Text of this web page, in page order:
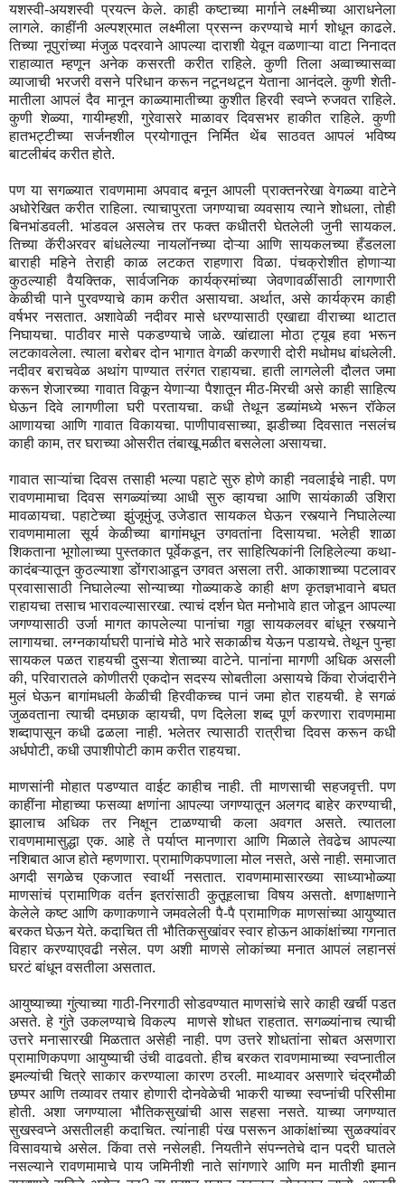
यशस्वी-अयशस्वी प्रयत्न केले. काही कष्टाच्या मार्गाने लक्ष्मीच्या आराधनेला
लागले. काहींनी अल्पश्रमात लक्ष्मीला प्रसन्न करण्याचे मार्ग शोधून काढले.
तिच्या नूपुरांच्या मंजुळ पदरवाने आपल्या दाराशी येवून वळणाऱ्या वाटा निनादत
राहाव्यात म्हणून अनेक कसरती करीत राहिले. कुणी तिला अव्वाच्यासव्वा
व्याजाची भरजरी वसने परिधान करून नटूनथटून येताना आनंदले. कुणी शेती-
मातीला आपलं दैव मानून काळ्यामातीच्या कुशीत हिरवी स्वप्ने रुजवत राहिले.
कुणी शेळ्या, गायीम्हशी, गुरेवासरे माळावर दिवसभर हाकीत राहिले. कुणी
हातभट्टीच्या सर्जनशील प्रयोगातून निर्मित थेंब साठवत आपलं भविष्य
बाटलीबंद करीत होते.
पण या सगळ्यात रावणमामा अपवाद बनून आपली प्राक्तनरेखा वेगळ्या वाटेने
अधोरेखित करीत राहिला. त्याचापुरता जगण्याचा व्यवसाय त्याने शोधला, तोही
बिनभांडवली. भांडवल असलेच तर फक्त कधीतरी घेतलेली जुनी सायकल.
तिच्या कॅरीअरवर बांधलेल्या नायलॉनच्या दोऱ्या आणि सायकलच्या हँडलला
बाराही महिने तेराही काळ लटकत राहणारा विळा. पंचक्रोशीत होणाऱ्या
कुठल्याही वैयक्तिक, सार्वजनिक कार्यक्रमांच्या जेवणावळींसाठी लागणारी
केळीची पाने पुरवण्याचे काम करीत असायचा. अर्थात, असे कार्यक्रम काही
वर्षभर नसतात. अशावेळी नदीवर मासे धरण्यासाठी एखाद्या वीराच्या थाटात
निघायचा. पाठीवर मासे पकडण्याचे जाळे. खांद्याला मोठा ट्यूब हवा भरून
लटकावलेला. त्याला बरोबर दोन भागात वेगळी करणारी दोरी मधोमध बांधलेली.
नदीवर बराचवेळ अथांग पाण्यात तरंगत राहायचा. हाती लागलेली दौलत जमा
करून शेजारच्या गावात विकून येणाऱ्या पैशातून मीठ-मिरची असे काही साहित्य
घेऊन दिवे लागणीला घरी परतायचा. कधी तेथून डब्यांमध्ये भरून रॉकेल
आणायचा आणि गावात विकायचा. पाणीपावसाच्या, झडीच्या दिवसात नसलंच
काही काम, तर घराच्या ओसरीत तंबाखू मळीत बसलेला असायचा.
गावात साऱ्यांचा दिवस तसाही भल्या पहाटे सुरु होणे काही नवलाईचे नाही. पण
रावणमामाचा दिवस सगळ्यांच्या आधी सुरु व्हायचा आणि सायंकाळी उशिरा
मावळायचा. पहाटेच्या झुंजूमुंजू उजेडात सायकल घेऊन रस्त्याने निघालेल्या
रावणमामाला सूर्य केळीच्या बागांमधून उगवतांना दिसायचा. भलेही शाळा
शिकताना भूगोलाच्या पुस्तकात पूर्वेकडून, तर साहित्यिकांनी लिहिलेल्या कथा-
कादंबऱ्यातून कुठल्याशा डोंगराआडून उगवत असला तरी. आकाशाच्या पटलावर
प्रवासासाठी निघालेल्या सोन्याच्या गोळ्याकडे काही क्षण कृतज्ञभावाने बघत
राहायचा तसाच भारावल्यासारखा. त्याचं दर्शन घेत मनोभावे हात जोडून आपल्या
जगण्यासाठी उर्जा मागत कापलेल्या पानांचा गठ्ठा सायकलवर बांधून रस्त्याने
लागायचा. लग्नकार्याघरी पानांचे मोठे भारे सकाळीच येऊन पडायचे. तेथून पुन्हा
सायकल पळत राहयची दुसऱ्या शेताच्या वाटेने. पानांना मागणी अधिक असली
की, परिवारातले कोणीतरी एकदोन सदस्य सोबतीला असायचे किंवा रोजंदारीने
मुलं घेऊन बागांमधली केळीची हिरवीकच्च पानं जमा होत राहयची. हे सगळं
जुळवताना त्याची दमछाक व्हायची, पण दिलेला शब्द पूर्ण करणारा रावणमामा
शब्दापासून कधी ढळला नाही. भलेतर त्यासाठी रात्रीचा दिवस करून कधी
अर्धपोटी, कधी उपाशीपोटी काम करीत राहयचा.
माणसांनी मोहात पडण्यात वाईट काहीच नाही. ती माणसाची सहजवृत्ती. पण
काहींना मोहाच्या फसव्या क्षणांना आपल्या जगण्यातून अलगद बाहेर करण्याची,
झालाच अधिक तर निक्षून टाळण्याची कला अवगत असते. त्यातला
रावणमामासुद्धा एक. आहे ते पर्याप्त मानणारा आणि मिळाले तेवढेच आपल्या
नशिबात आज होते म्हणणारा. प्रामाणिकपणाला मोल नसते, असे नाही. समाजात
अगदी सगळेच एकजात स्वार्थी नसतात. रावणमामासारख्या साध्याभोळ्या
माणसांचं प्रामाणिक वर्तन इतरांसाठी कुतूहलाचा विषय असतो. क्षणाक्षणाने
केलेले कष्ट आणि कणाकणाने जमवलेली पै-पै प्रामाणिक माणसांच्या आयुष्यात
बरकत घेऊन येते. कदाचित ती भौतिकसुखांवर स्वार होऊन आकांक्षांच्या गगनात
विहार करण्याएवढी नसेल. पण अशी माणसे लोकांच्या मनात आपलं लहानसं
घरटं बांधून वसतीला असतात.
आयुष्याच्या गुंत्याच्या गाठी-निरगाठी सोडवण्यात माणसांचे सारे काही खर्ची पडत
असते. हे गुंते उकलण्याचे विकल्प माणसे शोधत राहतात. सगळ्यांनाच त्याची
उत्तरे मनासारखी मिळतात असेही नाही. पण उत्तरे शोधतांना सोबत असणारा
प्रामाणिकपणा आयुष्याची उंची वाढवतो. हीच बरकत रावणमामाच्या स्वप्नातील
इमल्यांची चित्रे साकार करण्याला कारण ठरली. माथ्यावर असणारे चंद्रमौळी
छप्पर आणि तव्यावर तयार होणारी दोनवेळेची भाकरी याच्या स्वप्नांची परिसीमा
होती. अशा जगण्याला भौतिकसुखांची आस सहसा नसते. याच्या जगण्यात
सुखस्वप्ने असतीलही कदाचित. त्यांनाही पंख पसरून आकांक्षांच्या सुळक्यांवर
विसावयाचे असेल. किंवा तसे नसेलही. नियतीने संपन्नतेचे दान पदरी घातले
नसल्याने रावणमामाचे पाय जमिनीशी नाते सांगणारे आणि मन मातीशी इमान